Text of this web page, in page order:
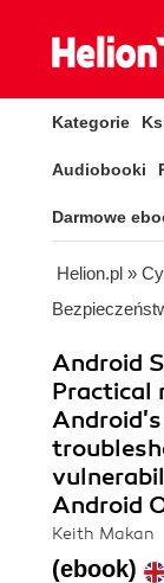
Kategorie
Audiobooki
Darmowe
Helion.pl »
Android
Practical
Android
Keith Makan
(ebook)